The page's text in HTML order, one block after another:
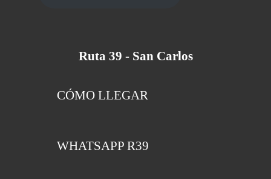
Ruta 39 - San Carlos
CÓMO LLEGAR
WHATSAPP R39